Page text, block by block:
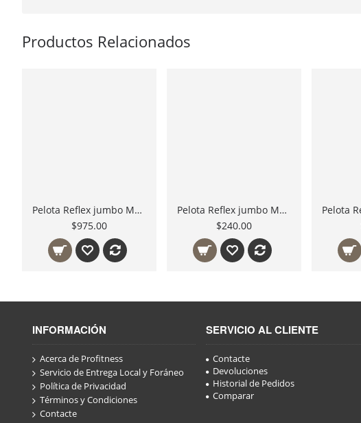
Productos Relacionados
Pelota Reflex jumbo Mejora coordinación mano ojo
$975.00
Pelota Reflex jumbo Mejora coordinación mano ojo
$240.00
INFORMACIÓN
Acerca de Profitness
Servicio de Entrega Local y Foráneo
Política de Privacidad
Términos y Condiciones
Contacte
SERVICIO AL CLIENTE
Contacte
Devoluciones
Historial de Pedidos
Comparar